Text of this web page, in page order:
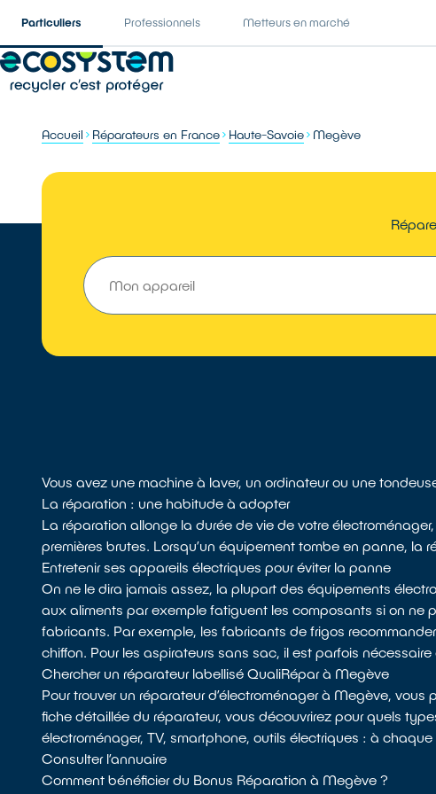
Particuliers Professionnels Metteurs en marché
Accueil Réparateurs en France Haute-Savoie Megève
Vous avez une machine à laver, un ordinateur ou une
La réparation : une habitude à adopter
La réparation allonge la durée de vie de votre
premières brutes. Lorsqu’un équipement tombe en panne, la
Entretenir ses appareils électriques pour éviter la panne
On ne le dira jamais assez, la plupart des équipements
aux aliments par exemple fatiguent les composants si on ne
fabricants. Par exemple, les fabricants de frigos
chiffon. Pour les aspirateurs sans sac, il est parfois
Chercher un réparateur labellisé QualiRépar à Megève
Pour trouver un réparateur d’électroménager à Megève, vous
fiche détaillée du réparateur, vous découvrirez pour quels
électroménager, TV, smartphone, outils électriques : à
Consulter l’annuaire
Comment bénéficier du Bonus Réparation à Megève ?